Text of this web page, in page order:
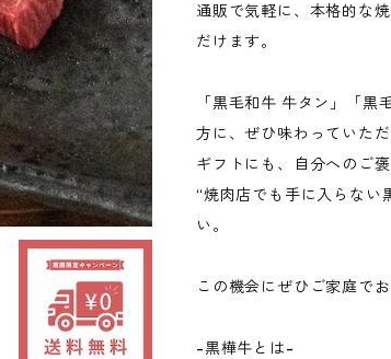
通販で気軽に、本格的な
だけます。
「黒毛和牛 牛タン」「黒
方に、ぜひ味わっていただ
ギフトにも、自分へのご
“焼肉店でも手に入らない
い。
この機会にぜひご家庭で
-黒樺牛とは-